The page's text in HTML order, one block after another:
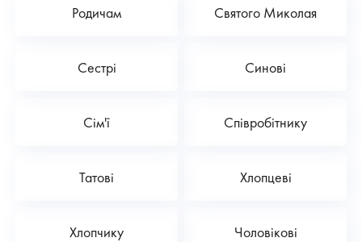
Родичам Святого Миколая
Сестрі Синові
Сім'ї Співробітнику
Татові Хлопцеві
Хлопчику Чоловікові